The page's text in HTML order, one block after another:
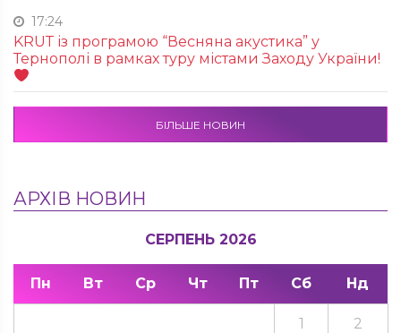
17:24
KRUТ із програмою “Весняна акустика” у
Тернополі в рамках туру містами Заходу України!
БІЛЬШЕ НОВИН
АРХІВ НОВИН
СЕРПЕНЬ 2026
Пн Вт Ср Чт Пт Сб Нд
1 2